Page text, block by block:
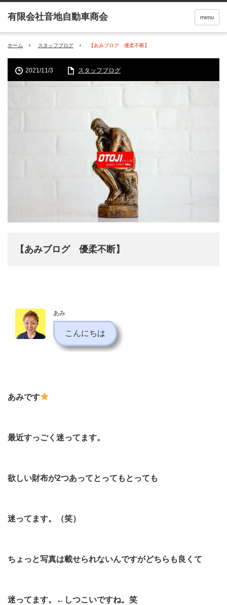
menu
ホーム スタッフブログ 【あみブログ 優柔不断】
2021/11/3 スタッフブログ
【あみブログ 優柔不断】
あみ
こんにちは
あみです
最近すっごく迷ってます。
欲しい財布が2つあってとってもとっても
迷ってます。（笑）
ちょっと写真は載せられないんですがどちらも良くて
迷ってます。←しつこいですね。笑